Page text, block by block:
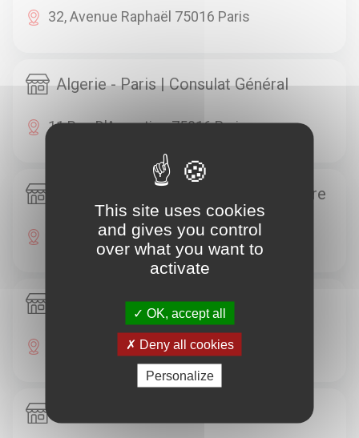
32, Avenue Raphaël 75016 Paris
Algerie - Paris | Consulat Général
11 Rue D'Argentine 75016 Paris
Allemagne - Paris | Section Consulaire
28, Rue Marbeau 75016 Paris
Andorre - Paris | Ambassade
1, Place D'Andorre 75016 Paris
This site uses cookies
and gives you control
over what you want to
activate
OK, accept all
Deny all cookies
Personalize